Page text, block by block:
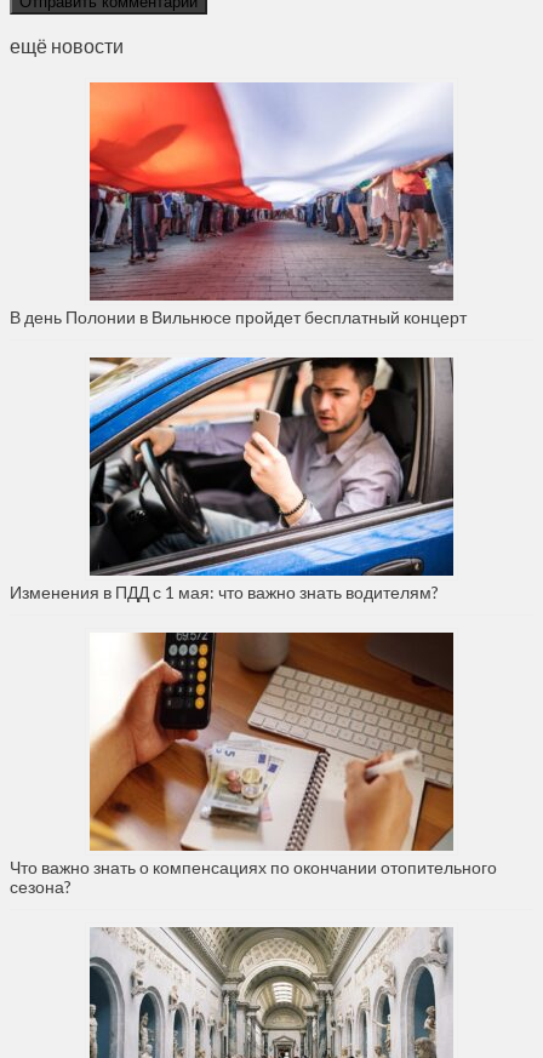
ещё новости
В день Полонии в Вильнюсе пройдет бесплатный концерт
Изменения в ПДД с 1 мая: что важно знать водителям?
Что важно знать о компенсациях по окончании отопительного
сезона?